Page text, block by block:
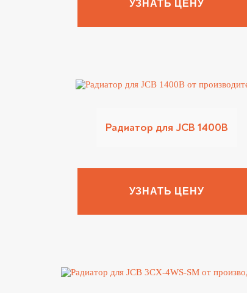
УЗНАТЬ ЦЕНУ
Радиатор для JCB 1400B
УЗНАТЬ ЦЕНУ